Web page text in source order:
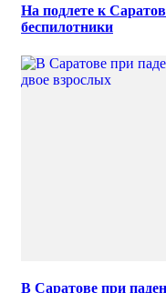
На подлете к
беспилотники
В Саратове при